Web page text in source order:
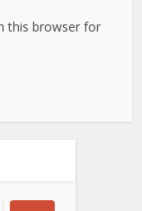
this browser for